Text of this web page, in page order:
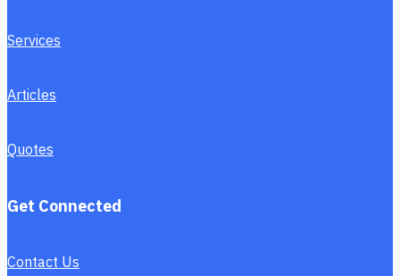
Services
Articles
Quotes
Get Connected
Contact Us